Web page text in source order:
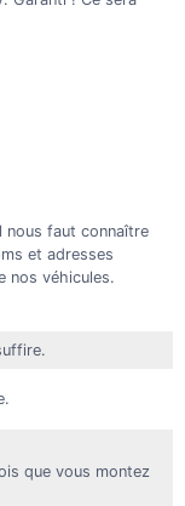
nous faut connaître
et adresses
nos véhicules.
que vous montez